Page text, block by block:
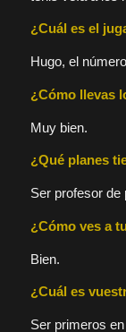
¿Cuál es el
Hugo, el
¿Cómo llevas
Muy bien.
¿Qué planes
Ser profesor de
¿Cómo ves a
Bien.
¿Cuál es
Ser primeros